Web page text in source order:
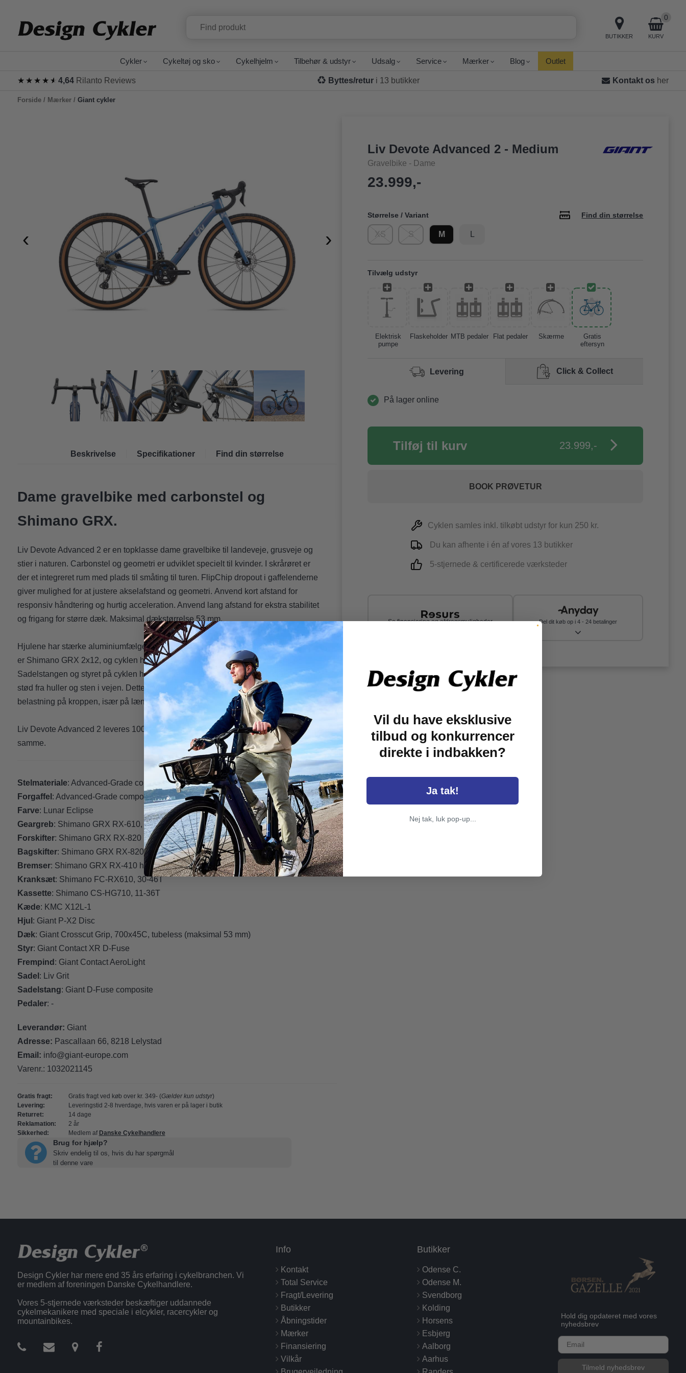
BUTIKKER KURV
0
Cykler Cykeltøj og sko Cykelhjelm Tilbehør & udstyr Udsalg Service Mærker Blog Outlet
★★★★★
★★★★★ 4,64Rilanto Reviews Byttes/retur i 13 butikker Kontakt os her
Forside/ Mærker/ Giant cykler
‹ ›
Beskrivelse Specifikationer Find din størrelse
Dame gravelbike med carbonstel og
Shimano GRX.
Liv Devote Advanced 2 er en topklasse dame gravelbike til landeveje, grusveje og
stier i naturen. Carbonstel og geometri er udviklet specielt til kvinder. I skrårøret er
der et integreret rum med plads til småting til turen. FlipChip dropout i gaffelenderne
giver mulighed for at justere akselafstand og geometri. Anvend kort afstand for
responsiv håndtering og hurtig acceleration. Anvend lang afstand for ekstra stabilitet
og frigang for større dæk. Maksimal dækstørrelse 53 mm.
Hjulene har stærke aluminiumfælge og 45 mm tubeless dæk. Gearsystemet
er Shimano GRX 2x12, og cyklen har Shimano GRX hydrauliske skivebremser.
Sadelstangen og styret på cyklen har D-Fuse design, som modvirker vibrationer og
stød fra huller og sten i vejen. Dette giver en mere behagelig tur og mindre
belastning på kroppen, især på længere ture.
Liv Devote Advanced 2 leveres 100% samlet, så den kan tages i brug med det
samme.
Stelmateriale: Advanced-Grade composite med Flip-Chip
Forgaffel : Advanced-Grade composite
Farve: Lunar Eclipse
Geargreb: Shimano GRX RX-610, 2x12
Forskifter: Shimano GRX RX-820
Bagskifter: Shimano GRX RX-820
Bremser: Shimano GRX RX-410 hydrauliske skivebremser
Kranksæt: Shimano FC-RX610, 30-46T
Kassette: Shimano CS-HG710, 11-36T
Kæde: KMC X12L-1
Hjul : Giant P-X2 Disc
Dæk: Giant Crosscut Grip, 700x45C, tubeless (maksimal 53 mm)
Styr: Giant Contact XR D-Fuse
Frempind : Giant Contact AeroLight
Sadel : Liv Grit
Sadelstang: Giant D-Fuse composite
Pedaler: -
Leverandør: Giant
Adresse: Pascallaan 66, 8218 Lelystad
Email: info@giant-europe.com
Varenr.: 1032021145
Gratis fragt: Gratis fragt ved køb over kr. 349- (Gælder kun udstyr)
Levering:
Leveringstid 2-8 hverdage, hvis varen er på lager i butik
Returret:
14 dage
Reklamation:
2 år
Sikkerhed:
Medlem af Danske Cykelhandlere
Brug for hjælp?
Skriv endelig til os, hvis du har spørgmål
til denne vare
Liv Devote Advanced 2 - Medium
Gravelbike - Dame
23.999,-
Størrelse / Variant Find din størrelse
XS S M
Tilvælg udstyr
Elektrisk
pumpe
Flaskeholder MTB pedaler Flat pedaler Skærme
Gratis
eftersyn
Levering Click & Collect
På lager online
23.999,-
BOOK PRØVETUR
Cyklen samles inkl. tilkøbt udstyr for kun 250 kr.
Du kan afhente i én af vores 13 butikker
5-stjernede & certificerede værksteder
Se finansiering og afdragsmuligheder Del dit køb op i 4 - 24 betalinger
Design Cykler har mere end 35 års erfaring i cykelbranchen. Vi
er medlem af foreningen Danske Cykelhandlere.
Vores 5-stjernede værksteder beskæftiger uddannede
cykelmekanikere med speciale i elcykler, racercykler og
mountainbikes.
Info
Kontakt
Total Service
Fragt/Levering
Butikker
Åbningstider
Mærker
Finansiering
Vilkår
Butikker
Odense C.
Odense M.
Svendborg
Kolding
Horsens
Esbjerg
Aalborg
Aarhus
Hold dig opdateret med vores
nyhedsbrev
E-mail
Tilmeld nyhedsbrev
Vil du have eksklusive
tilbud og konkurrencer
direkte i indbakken?
Ja tak!
Nej tak, luk pop-up...